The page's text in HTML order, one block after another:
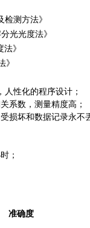
测方法》
光光度法》
》
》
性化的程序设计；
系数，测量精度高；
损坏和数据记录永不
；
准确度